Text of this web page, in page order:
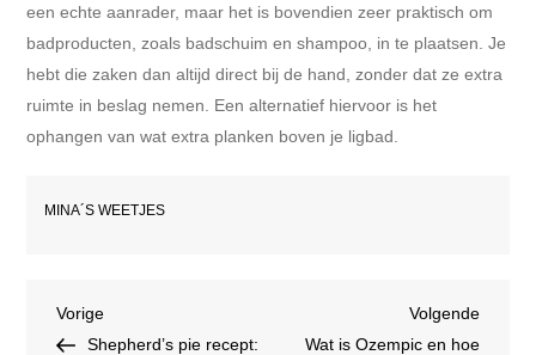
een echte aanrader, maar het is bovendien zeer praktisch om
badproducten, zoals badschuim en shampoo, in te plaatsen. Je
hebt die zaken dan altijd direct bij de hand, zonder dat ze extra
ruimte in beslag nemen. Een alternatief hiervoor is het
ophangen van wat extra planken boven je ligbad.
MINA´S WEETJES
Bericht
Vorig
bericht
Vorige
Shepherd’s pie recept:
bericht
Volgende
Wat is Ozempic en hoe